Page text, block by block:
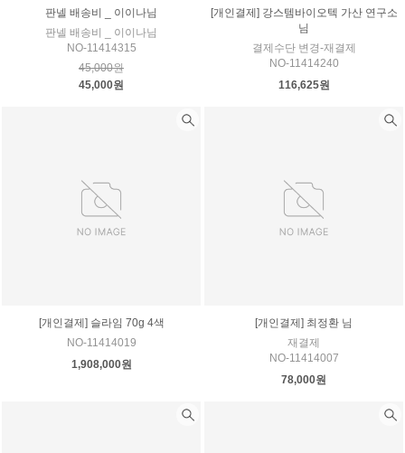
판넬 배송비 _ 이이나님
판넬 배송비 _ 이이나님
NO-11414315
45,000원
45,000원
[개인결제] 강스템바이오텍 가산 연구소
님
결제수단 변경-재결제
NO-11414240
116,625원
[개인결제] 슬라임 70g 4색
NO-11414019
1,908,000원
[개인결제] 최정환 님
재결제
NO-11414007
78,000원